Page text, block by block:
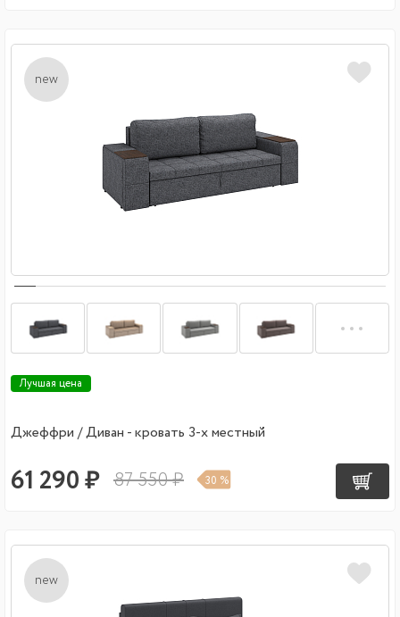
new
Лучшая цена
Джеффри / Диван - кровать 3-х местный
61 290 ₽ 87 550 ₽ 30 %
new